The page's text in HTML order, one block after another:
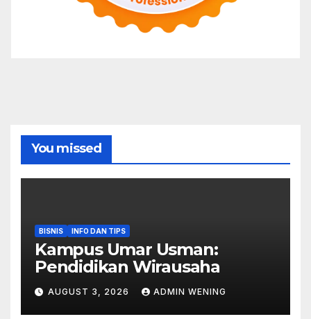
You missed
BISNIS INFO DAN TIPS
Kampus Umar Usman:
Pendidikan Wirausaha
AUGUST 3, 2026 ADMIN WENING